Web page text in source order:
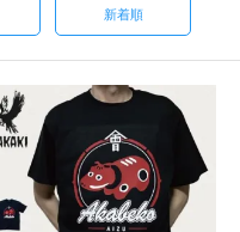
新着順